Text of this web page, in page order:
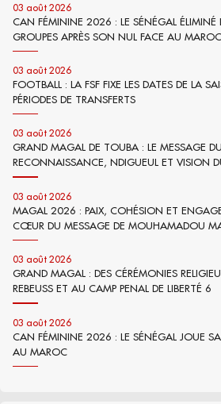
03 août 2026
CAN FÉMININE 2026 : LE SÉNÉGAL ÉLIMINÉ
GROUPES APRÈS SON NUL FACE AU MAROC
03 août 2026
FOOTBALL : LA FSF FIXE LES DATES DE LA
PÉRIODES DE TRANSFERTS
03 août 2026
GRAND MAGAL DE TOUBA : LE MESSAGE
RECONNAISSANCE, NDIGUEUL ET VISION
03 août 2026
MAGAL 2026 : PAIX, COHÉSION ET
CŒUR DU MESSAGE DE MOUHAMADOU
03 août 2026
GRAND MAGAL : DES CÉRÉMONIES
REBEUSS ET AU CAMP PENAL DE LIBERTÉ 6
03 août 2026
CAN FÉMININE 2026 : LE SÉNÉGAL JOUE
AU MAROC